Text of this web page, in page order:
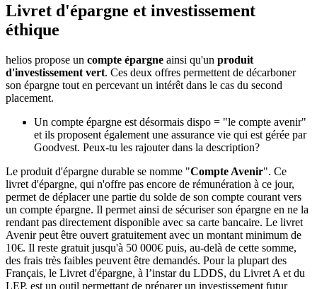
Livret d'épargne et investissement
éthique
helios propose un compte épargne ainsi qu'un produit
d'investissement vert. Ces deux offres permettent de décarboner
son épargne tout en percevant un intérêt dans le cas du second
placement.
Un compte épargne est désormais dispo = "le compte avenir"
et ils proposent également une assurance vie qui est gérée par
Goodvest. Peux-tu les rajouter dans la description?
Le produit d'épargne durable se nomme "Compte Avenir". Ce
livret d'épargne, qui n'offre pas encore de rémunération à ce jour,
permet de déplacer une partie du solde de son compte courant vers
un compte épargne. Il permet ainsi de sécuriser son épargne en ne la
rendant pas directement disponible avec sa carte bancaire. Le livret
Avenir peut être ouvert gratuitement avec un montant minimum de
10€. Il reste gratuit jusqu'à 50 000€ puis, au-delà de cette somme,
des frais très faibles peuvent être demandés. Pour la plupart des
Français, le Livret d'épargne, à l’instar du LDDS, du Livret A et du
LEP, est un outil permettant de préparer un investissement futur